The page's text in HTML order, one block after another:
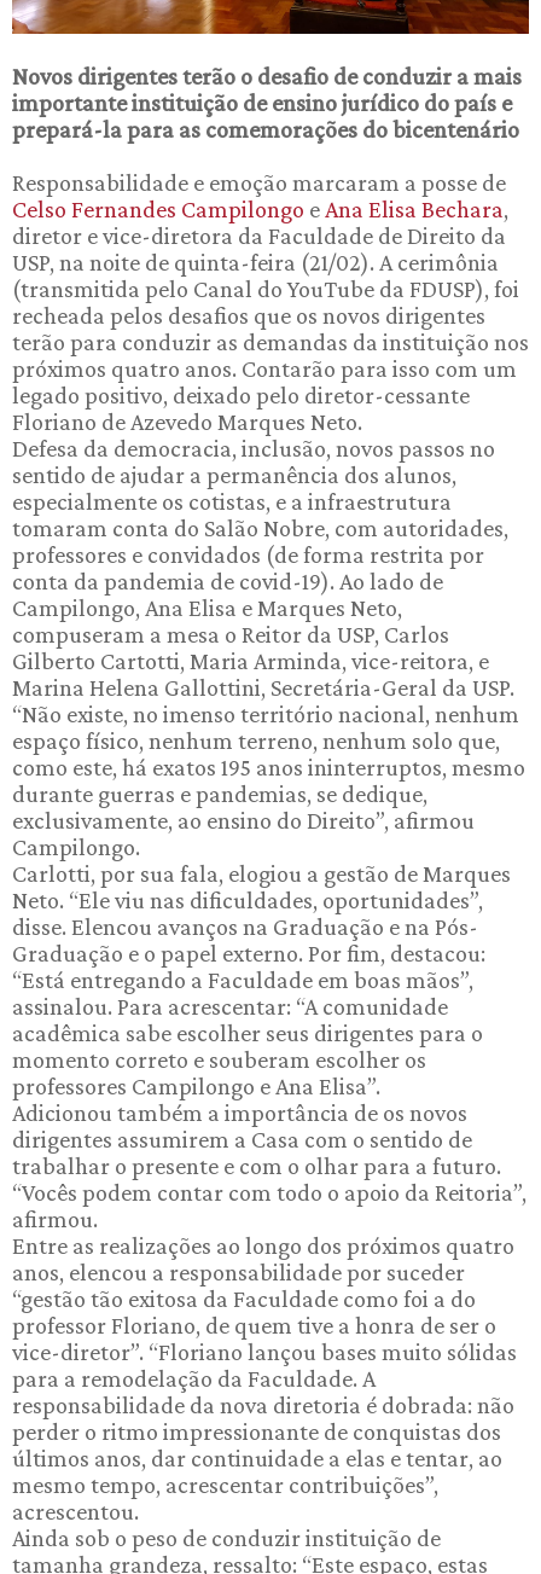
Novos dirigentes terão o desafio de conduzir a mais
importante instituição de ensino jurídico do país e
prepará-la para as comemorações do bicentenário
Responsabilidade e emoção marcaram a posse de
Celso Fernandes Campilongo e Ana Elisa Bechara,
diretor e vice-diretora da Faculdade de Direito da
USP, na noite de quinta-feira (21/02). A cerimônia
(transmitida pelo Canal do YouTube da FDUSP), foi
recheada pelos desafios que os novos dirigentes
terão para conduzir as demandas da instituição nos
próximos quatro anos. Contarão para isso com um
legado positivo, deixado pelo diretor-cessante
Floriano de Azevedo Marques Neto.
Defesa da democracia, inclusão, novos passos no
sentido de ajudar a permanência dos alunos,
especialmente os cotistas, e a infraestrutura
tomaram conta do Salão Nobre, com autoridades,
professores e convidados (de forma restrita por
conta da pandemia de covid-19). Ao lado de
Campilongo, Ana Elisa e Marques Neto,
compuseram a mesa o Reitor da USP, Carlos
Gilberto Cartotti, Maria Arminda, vice-reitora, e
Marina Helena Gallottini, Secretária-Geral da USP.
“Não existe, no imenso território nacional, nenhum
espaço físico, nenhum terreno, nenhum solo que,
como este, há exatos 195 anos ininterruptos, mesmo
durante guerras e pandemias, se dedique,
exclusivamente, ao ensino do Direito”, afirmou
Campilongo.
Carlotti, por sua fala, elogiou a gestão de Marques
Neto. “Ele viu nas dificuldades, oportunidades”,
disse. Elencou avanços na Graduação e na Pós-
Graduação e o papel externo. Por fim, destacou:
“Está entregando a Faculdade em boas mãos”,
assinalou. Para acrescentar: “A comunidade
acadêmica sabe escolher seus dirigentes para o
momento correto e souberam escolher os
professores Campilongo e Ana Elisa”.
Adicionou também a importância de os novos
dirigentes assumirem a Casa com o sentido de
trabalhar o presente e com o olhar para a futuro.
“Vocês podem contar com todo o apoio da Reitoria”,
afirmou.
Entre as realizações ao longo dos próximos quatro
anos, elencou a responsabilidade por suceder
“gestão tão exitosa da Faculdade como foi a do
professor Floriano, de quem tive a honra de ser o
vice-diretor”. “Floriano lançou bases muito sólidas
para a remodelação da Faculdade. A
responsabilidade da nova diretoria é dobrada: não
perder o ritmo impressionante de conquistas dos
últimos anos, dar continuidade a elas e tentar, ao
mesmo tempo, acrescentar contribuições”,
acrescentou.
Ainda sob o peso de conduzir instituição de
tamanha grandeza, ressalto: “Este espaço, estas